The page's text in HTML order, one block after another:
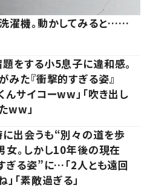
濯機。動かしてみると……
をする小5息子に違和感。
みた『衝撃的すぎる姿』
んサイコーww」「吹き出し
ww」
出会うも“別々の道を歩
女。しかし10年後の現在
る姿”に…「2人とも遠回
」「素敵過ぎる」